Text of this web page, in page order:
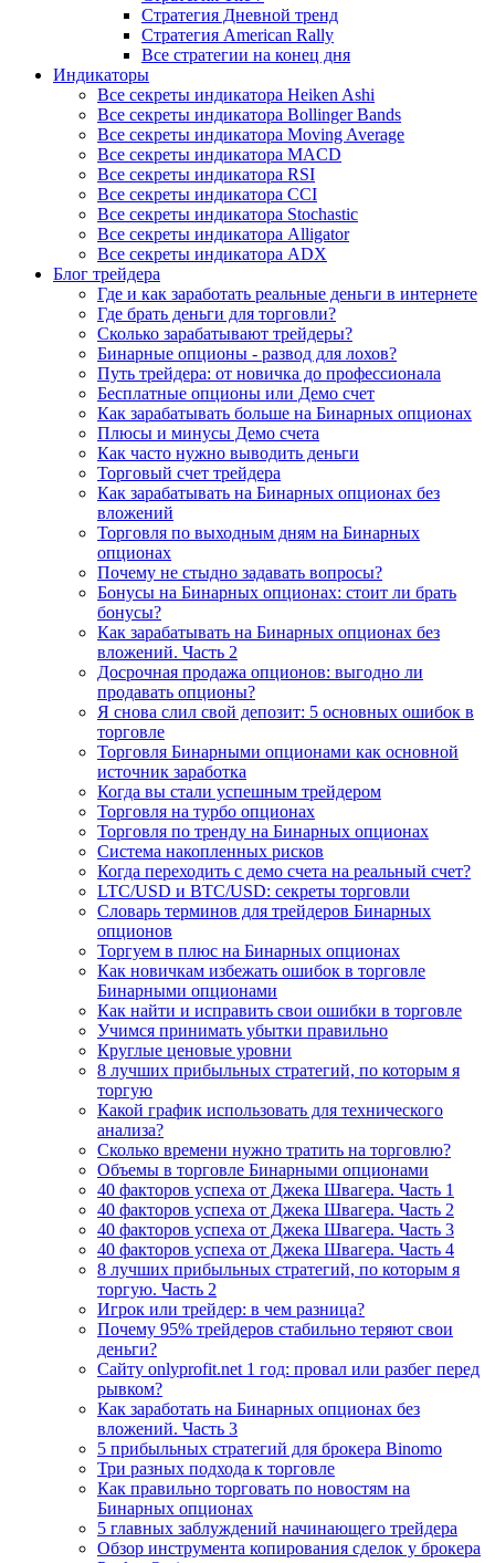
Стратегия Дневной тренд
Стратегия American Rally
Все стратегии на конец дня
Индикаторы
Все секреты индикатора Heiken Ashi
Все секреты индикатора Bollinger Bands
Все секреты индикатора Moving Average
Все секреты индикатора MACD
Все секреты индикатора RSI
Все секреты индикатора CCI
Все секреты индикатора Stochastic
Все секреты индикатора Alligator
Все секреты индикатора ADX
Блог трейдера
Где и как заработать реальные деньги в интернете
Где брать деньги для торговли?
Сколько зарабатывают трейдеры?
Бинарные опционы - развод для лохов?
Путь трейдера: от новичка до профессионала
Бесплатные опционы или Демо счет
Как зарабатывать больше на Бинарных опционах
Плюсы и минусы Демо счета
Как часто нужно выводить деньги
Торговый счет трейдера
Как зарабатывать на Бинарных опционах без
вложений
Торговля по выходным дням на Бинарных
опционах
Почему не стыдно задавать вопросы?
Бонусы на Бинарных опционах: стоит ли брать
бонусы?
Как зарабатывать на Бинарных опционах без
вложений. Часть 2
Досрочная продажа опционов: выгодно ли
продавать опционы?
Я снова слил свой депозит: 5 основных ошибок в
торговле
Торговля Бинарными опционами как основной
источник заработка
Когда вы стали успешным трейдером
Торговля на турбо опционах
Торговля по тренду на Бинарных опционах
Система накопленных рисков
Когда переходить с демо счета на реальный счет?
LTC/USD и BTC/USD: секреты торговли
Словарь терминов для трейдеров Бинарных
опционов
Торгуем в плюс на Бинарных опционах
Как новичкам избежать ошибок в торговле
Бинарными опционами
Как найти и исправить свои ошибки в торговле
Учимся принимать убытки правильно
Круглые ценовые уровни
8 лучших прибыльных стратегий, по которым я
торгую
Какой график использовать для технического
анализа?
Сколько времени нужно тратить на торговлю?
Объемы в торговле Бинарными опционами
40 факторов успеха от Джека Швагера. Часть 1
40 факторов успеха от Джека Швагера. Часть 2
40 факторов успеха от Джека Швагера. Часть 3
40 факторов успеха от Джека Швагера. Часть 4
8 лучших прибыльных стратегий, по которым я
торгую. Часть 2
Игрок или трейдер: в чем разница?
Почему 95% трейдеров стабильно теряют свои
деньги?
Сайту onlyprofit.net 1 год: провал или разбег перед
рывком?
Как заработать на Бинарных опционах без
вложений. Часть 3
5 прибыльных стратегий для брокера Binomo
Три разных подхода к торговле
Как правильно торговать по новостям на
Бинарных опционах
5 главных заблуждений начинающего трейдера
Обзор инструмента копирования сделок у брокера